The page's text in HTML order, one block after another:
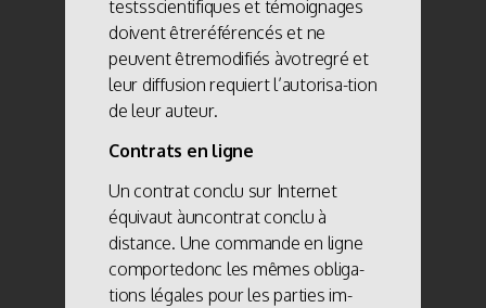
testsscientifiques et témoignages
doivent êtreréférencés et ne
peuvent êtremodifiés àvotregré et
leur diffusion requiert l’autorisa-tion
de leur auteur.
Contrats en ligne
Un contrat conclu sur Internet
équivaut àuncontrat conclu à
distance. Une commande en ligne
comportedonc les mêmes obliga-
tions légales pour les parties im-